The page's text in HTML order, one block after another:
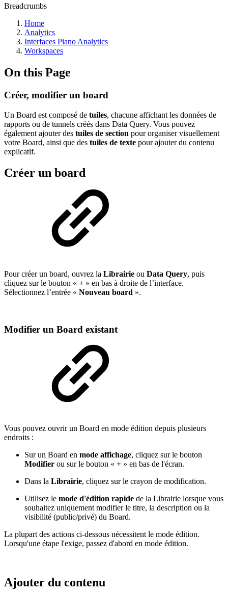
Breadcrumbs
Home
Analytics
Interfaces Piano Analytics
Workspaces
On this Page
Créer, modifier un board
Un Board est composé de tuiles, chacune affichant les données de
rapports ou de tunnels créés dans Data Query. Vous pouvez
également ajouter des tuiles de section pour organiser visuellement
votre Board, ainsi que des tuiles de texte pour ajouter du contenu
explicatif.
Créer un board
Pour créer un board, ouvrez la Librairie ou Data Query, puis
cliquez sur le bouton « + » en bas à droite de l’interface.
Sélectionnez l’entrée « Nouveau board ».
Modifier un Board existant
Vous pouvez ouvrir un Board en mode édition depuis plusieurs
endroits :
Sur un Board en mode affichage, cliquez sur le bouton
Modifier ou sur le bouton « + » en bas de l'écran.
Dans la Librairie, cliquez sur le crayon de modification.
Utilisez le mode d'édition rapide de la Librairie lorsque vous
souhaitez uniquement modifier le titre, la description ou la
visibilité (public/privé) du Board.
La plupart des actions ci-dessous nécessitent le mode édition.
Lorsqu'une étape l'exige, passez d'abord en mode édition.
Ajouter du contenu